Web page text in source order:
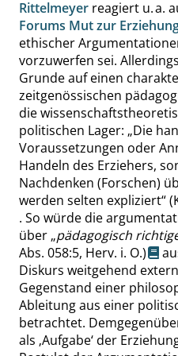
Rittelmeyer reagiert u. a.
Forums Mut zur
ethischer
vorzuwerfen sei.
Grunde auf einen
zeitgenössischen
die
politischen Lager: „Die
Voraussetzungen oder
Handeln des Erziehers,
Nachdenken (Forschen)
werden selten expliziert“
. So würde die
über „pädagogisch
Abs. 058:5, Herv. i. O.)
Diskurs weitgehend
Gegenstand einer
Ableitung aus einer
betrachtet.
als ‚Aufgabe‘der